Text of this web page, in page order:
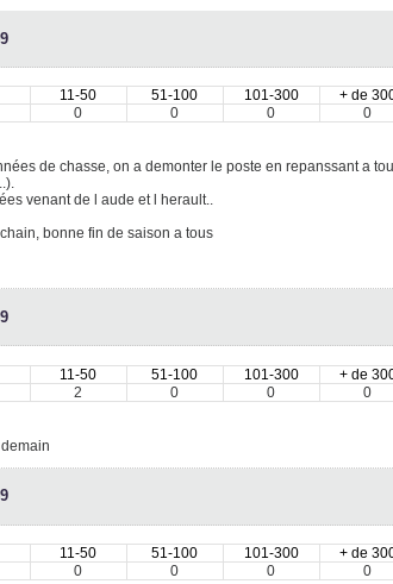
11-50 51-100 101-300
+ de
0 0 0
0
de chasse, on a demonter le poste en repanssant a
venant de l aude et l herault..
bonne fin de saison a tous
11-50 51-100 101-300
+ de
2 0 0
0
11-50 51-100 101-300
+ de
0 0 0
0